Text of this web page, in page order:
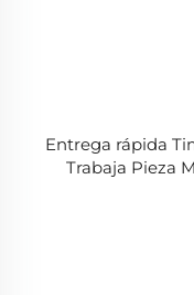
Entrega rápida
Trabaja Pieza